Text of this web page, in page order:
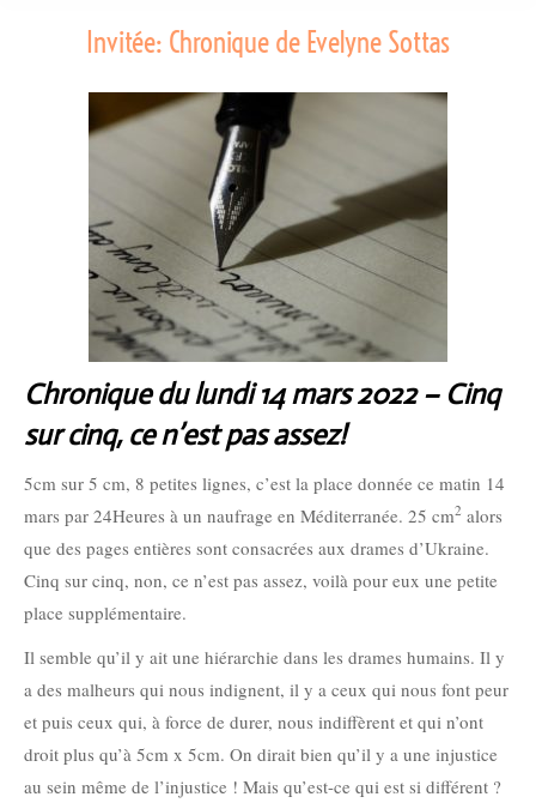
Invitée: Chronique de Evelyne Sottas
Chronique du lundi 14 mars 2022 – Cinq
sur cinq, ce n’est pas assez!
5cm sur 5 cm, 8 petites lignes, c’est la place donnée ce matin 14
mars par 24Heures à un naufrage en Méditerranée. 25 cm2 alors
que des pages entières sont consacrées aux drames d’Ukraine.
Cinq sur cinq, non, ce n’est pas assez, voilà pour eux une petite
place supplémentaire.
Il semble qu’il y ait une hiérarchie dans les drames humains. Il y
a des malheurs qui nous indignent, il y a ceux qui nous font peur
et puis ceux qui, à force de durer, nous indiffèrent et qui n’ont
droit plus qu’à 5cm x 5cm. On dirait bien qu’il y a une injustice
au sein même de l’injustice ! Mais qu’est-ce qui est si différent ?